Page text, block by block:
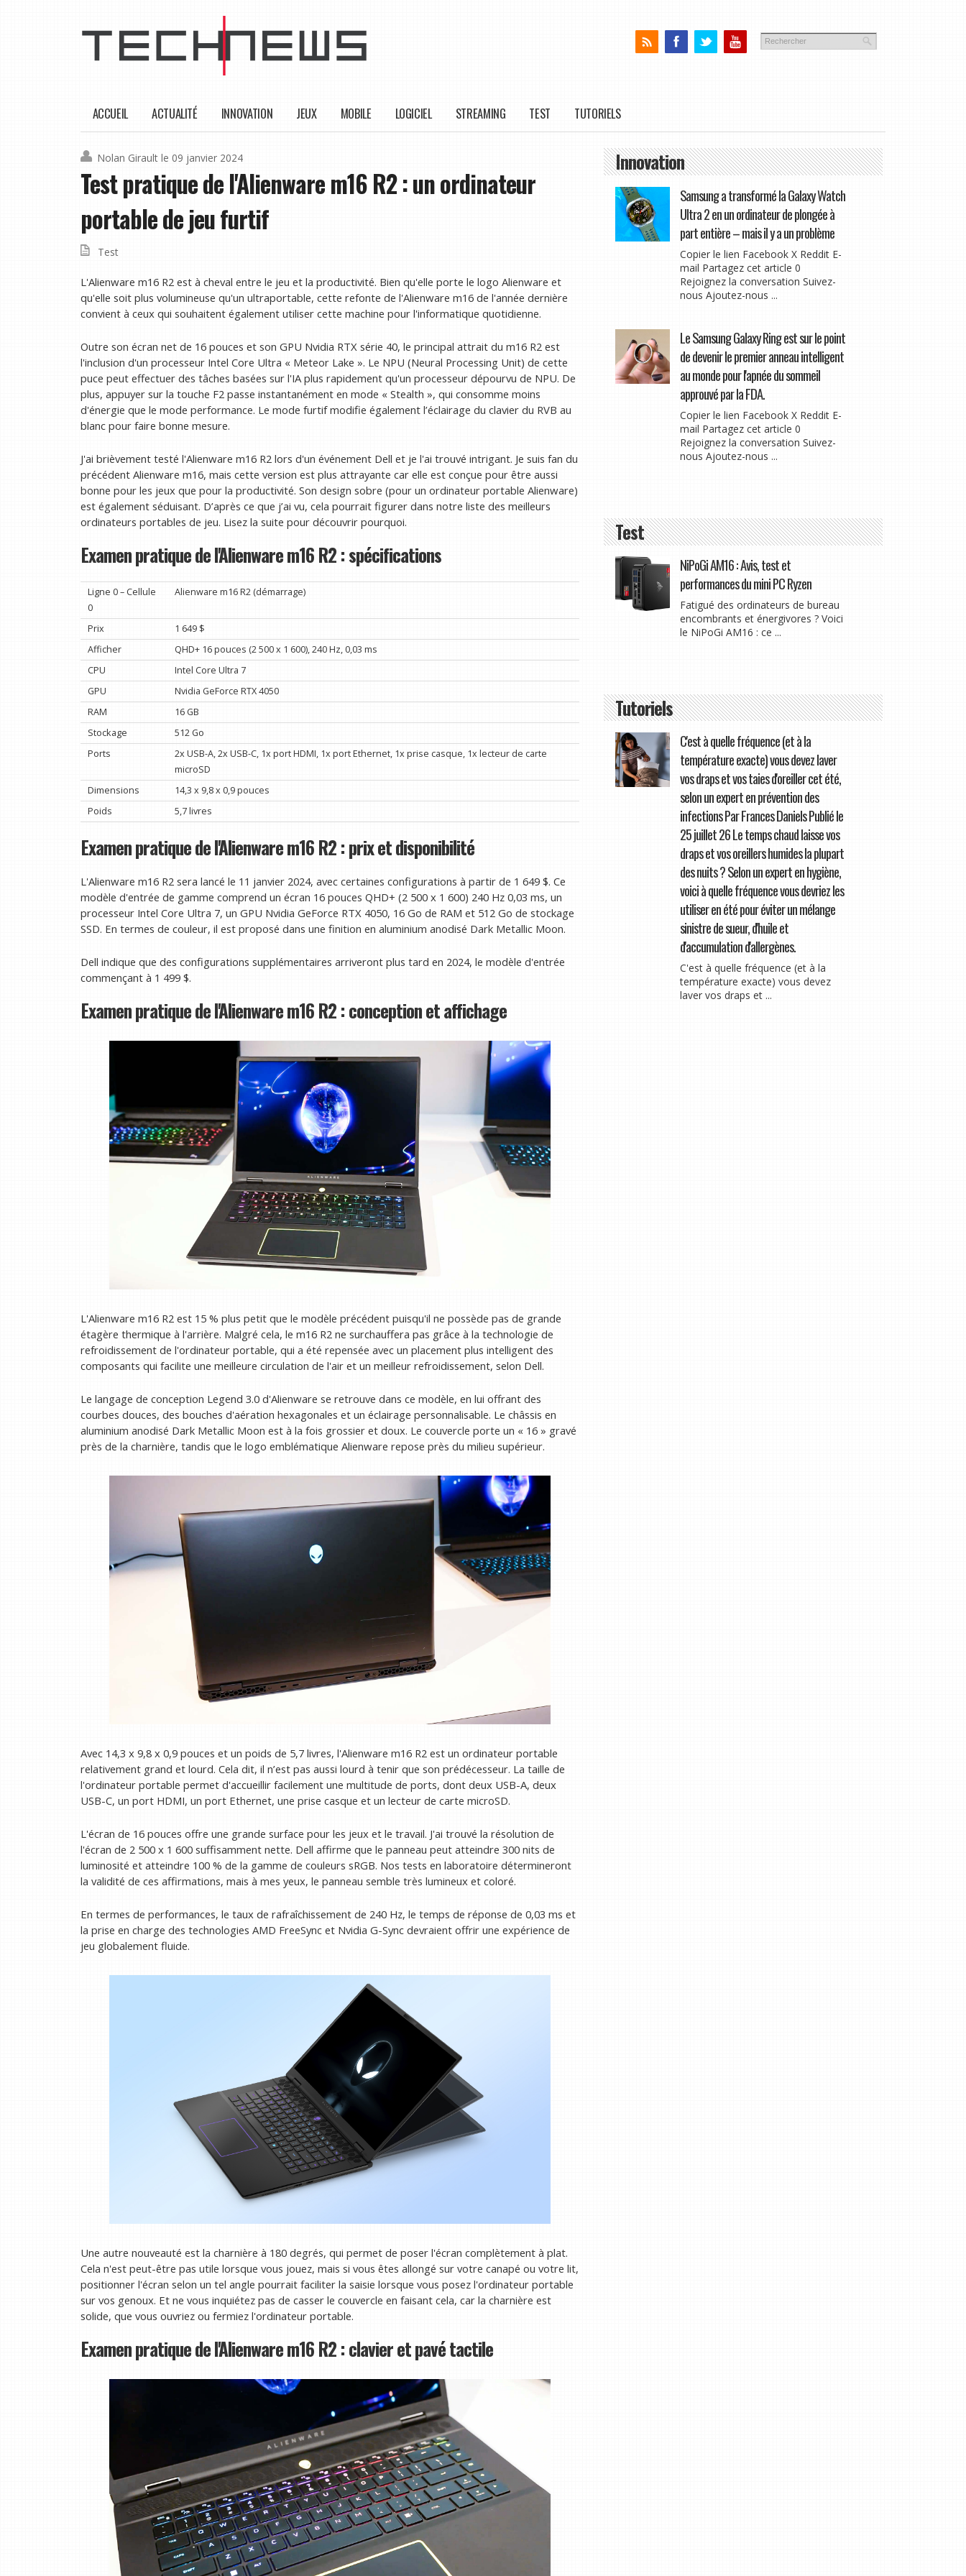
ACCUEIL ACTUALITÉ INNOVATION JEUX MOBILE LOGICIEL STREAMING TEST TUTORIELS
Nolan Girault le 09 janvier 2024
Test pratique de l'Alienware m16 R2 : un ordinateur
portable de jeu furtif
Test
L'Alienware m16 R2 est à cheval entre le jeu et la productivité. Bien qu'elle porte le logo Alienware et
qu'elle soit plus volumineuse qu'un ultraportable, cette refonte de l'Alienware m16 de l'année dernière
convient à ceux qui souhaitent également utiliser cette machine pour l'informatique quotidienne.
Outre son écran net de 16 pouces et son GPU Nvidia RTX série 40, le principal attrait du m16 R2 est
l'inclusion d'un processeur Intel Core Ultra « Meteor Lake ». Le NPU (Neural Processing Unit) de cette
puce peut effectuer des tâches basées sur l'IA plus rapidement qu'un processeur dépourvu de NPU. De
plus, appuyer sur la touche F2 passe instantanément en mode « Stealth », qui consomme moins
d'énergie que le mode performance. Le mode furtif modifie également l’éclairage du clavier du RVB au
blanc pour faire bonne mesure.
J'ai brièvement testé l'Alienware m16 R2 lors d'un événement Dell et je l'ai trouvé intrigant. Je suis fan du
précédent Alienware m16, mais cette version est plus attrayante car elle est conçue pour être aussi
bonne pour les jeux que pour la productivité. Son design sobre (pour un ordinateur portable Alienware)
est également séduisant. D’après ce que j’ai vu, cela pourrait figurer dans notre liste des meilleurs
ordinateurs portables de jeu. Lisez la suite pour découvrir pourquoi.
Examen pratique de l'Alienware m16 R2 : spécifications
Ligne 0 – Cellule
0
Alienware m16 R2 (démarrage)
Prix
1 649 $
Afficher
QHD+ 16 pouces (2 500 x 1 600), 240 Hz, 0,03 ms
CPU
Intel Core Ultra 7
GPU
Nvidia GeForce RTX 4050
RAM
16 GB
Stockage
512 Go
Ports
2x USB-A, 2x USB-C, 1x port HDMI, 1x port Ethernet, 1x prise casque, 1x lecteur de carte
microSD
Dimensions
14,3 x 9,8 x 0,9 pouces
Poids
5,7 livres
Examen pratique de l'Alienware m16 R2 : prix et disponibilité
L'Alienware m16 R2 sera lancé le 11 janvier 2024, avec certaines configurations à partir de 1 649 $. Ce
modèle d'entrée de gamme comprend un écran 16 pouces QHD+ (2 500 x 1 600) 240 Hz 0,03 ms, un
processeur Intel Core Ultra 7, un GPU Nvidia GeForce RTX 4050, 16 Go de RAM et 512 Go de stockage
SSD. En termes de couleur, il est proposé dans une finition en aluminium anodisé Dark Metallic Moon.
Dell indique que des configurations supplémentaires arriveront plus tard en 2024, le modèle d'entrée
commençant à 1 499 $.
Examen pratique de l'Alienware m16 R2 : conception et affichage
L'Alienware m16 R2 est 15 % plus petit que le modèle précédent puisqu'il ne possède pas de grande
étagère thermique à l'arrière. Malgré cela, le m16 R2 ne surchauffera pas grâce à la technologie de
refroidissement de l'ordinateur portable, qui a été repensée avec un placement plus intelligent des
composants qui facilite une meilleure circulation de l'air et un meilleur refroidissement, selon Dell.
Le langage de conception Legend 3.0 d'Alienware se retrouve dans ce modèle, en lui offrant des
courbes douces, des bouches d'aération hexagonales et un éclairage personnalisable. Le châssis en
aluminium anodisé Dark Metallic Moon est à la fois grossier et doux. Le couvercle porte un « 16 » gravé
près de la charnière, tandis que le logo emblématique Alienware repose près du milieu supérieur.
Avec 14,3 x 9,8 x 0,9 pouces et un poids de 5,7 livres, l'Alienware m16 R2 est un ordinateur portable
relativement grand et lourd. Cela dit, il n’est pas aussi lourd à tenir que son prédécesseur. La taille de
l'ordinateur portable permet d'accueillir facilement une multitude de ports, dont deux USB-A, deux
USB-C, un port HDMI, un port Ethernet, une prise casque et un lecteur de carte microSD.
L'écran de 16 pouces offre une grande surface pour les jeux et le travail. J'ai trouvé la résolution de
l'écran de 2 500 x 1 600 suffisamment nette. Dell affirme que le panneau peut atteindre 300 nits de
luminosité et atteindre 100 % de la gamme de couleurs sRGB. Nos tests en laboratoire détermineront
la validité de ces affirmations, mais à mes yeux, le panneau semble très lumineux et coloré.
En termes de performances, le taux de rafraîchissement de 240 Hz, le temps de réponse de 0,03 ms et
la prise en charge des technologies AMD FreeSync et Nvidia G-Sync devraient offrir une expérience de
jeu globalement fluide.
Une autre nouveauté est la charnière à 180 degrés, qui permet de poser l'écran complètement à plat.
Cela n'est peut-être pas utile lorsque vous jouez, mais si vous êtes allongé sur votre canapé ou votre lit,
positionner l'écran selon un tel angle pourrait faciliter la saisie lorsque vous posez l'ordinateur portable
sur vos genoux. Et ne vous inquiétez pas de casser le couvercle en faisant cela, car la charnière est
solide, que vous ouvriez ou fermiez l'ordinateur portable.
Examen pratique de l'Alienware m16 R2 : clavier et pavé tactile
Innovation
Samsung a transformé la Galaxy Watch
Ultra 2 en un ordinateur de plongée à
part entière – mais il y a un problème
Copier le lien Facebook X Reddit E-
mail Partagez cet article 0
Rejoignez la conversation Suivez-
nous Ajoutez-nous ...
Le Samsung Galaxy Ring est sur le point
de devenir le premier anneau intelligent
au monde pour l'apnée du sommeil
approuvé par la FDA.
Copier le lien Facebook X Reddit E-
mail Partagez cet article 0
Rejoignez la conversation Suivez-
nous Ajoutez-nous ...
Test
NiPoGi AM16 : Avis, test et
performances du mini PC Ryzen
Fatigué des ordinateurs de bureau
encombrants et énergivores ? Voici
le NiPoGi AM16 : ce ...
Tutoriels
C'est à quelle fréquence (et à la
température exacte) vous devez laver
vos draps et vos taies d'oreiller cet été,
selon un expert en prévention des
infections Par Frances Daniels Publié le
25 juillet 26 Le temps chaud laisse vos
draps et vos oreillers humides la plupart
des nuits ? Selon un expert en hygiène,
voici à quelle fréquence vous devriez les
utiliser en été pour éviter un mélange
sinistre de sueur, d'huile et
d'accumulation d'allergènes.
C'est à quelle fréquence (et à la
température exacte) vous devez
laver vos draps et ...